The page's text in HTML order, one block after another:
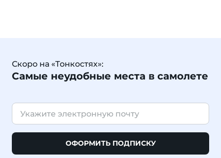
Скоро на «Тонкостях»:
Самые неудобные места в самолете
ОФОРМИТЬ ПОДПИСКУ